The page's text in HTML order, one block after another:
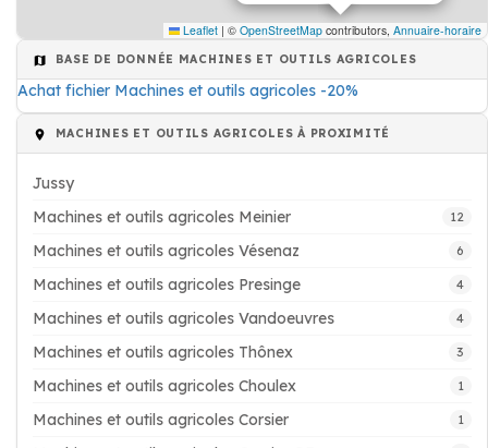
Leaflet | © OpenStreetMap contributors, Annuaire-horaire
BASE DE DONNÉE MACHINES ET OUTILS AGRICOLES
Achat fichier Machines et outils agricoles -20%
MACHINES ET OUTILS AGRICOLES À PROXIMITÉ
Jussy
Machines et outils agricoles Meinier
12
Machines et outils agricoles Vésenaz 6
Machines et outils agricoles Presinge 4
Machines et outils agricoles Vandoeuvres 4
Machines et outils agricoles Thônex 3
Machines et outils agricoles Choulex 1
Machines et outils agricoles Corsier 1